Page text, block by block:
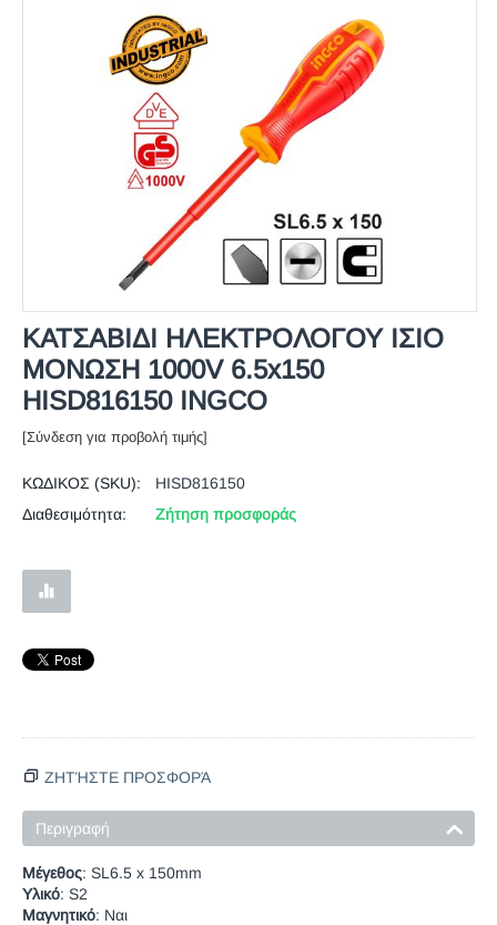
ΚΑΤΣΑΒΙΔΙ ΗΛΕΚΤΡΟΛΟΓΟΥ ΙΣΙΟ
ΜΟΝΩΣΗ 1000V 6.5x150
HISD816150 INGCO
[Σύνδεση για προβολή τιμής]
ΚΩΔΙΚΟΣ (SKU):
HISD816150
Διαθεσιμότητα:
Ζήτηση προσφοράς
ΖΗΤΉΣΤΕ ΠΡΟΣΦΟΡΆ
Περιγραφή
Μέγεθος: SL6.5 x 150mm
Υλικό: S2
Μαγνητικό: Ναι